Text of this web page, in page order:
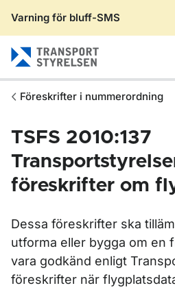
Varning för bluff-SMS
Föreskrifter i nummerordning
TSFS 2010:137
föreskrifter om
Dessa föreskrifter ska
utforma eller bygga om en
vara godkänd enligt
föreskrifter när